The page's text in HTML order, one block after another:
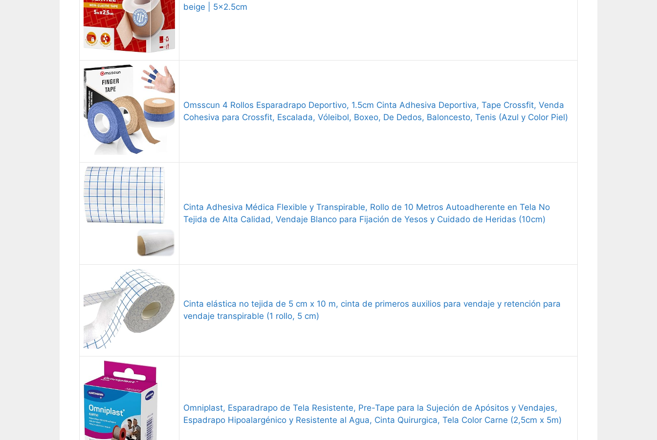
beige | 5x2.5cm
Omsscun 4 Rollos Esparadrapo Deportivo, 1.5cm Cinta Adhesiva Deportiva, Tape Crossfit, Venda
Cohesiva para Crossfit, Escalada, Vóleibol, Boxeo, De Dedos, Baloncesto, Tenis (Azul y Color Piel)
Cinta Adhesiva Médica Flexible y Transpirable, Rollo de 10 Metros Autoadherente en Tela No
Tejida de Alta Calidad, Vendaje Blanco para Fijación de Yesos y Cuidado de Heridas (10cm)
Cinta elástica no tejida de 5 cm x 10 m, cinta de primeros auxilios para vendaje y retención para
vendaje transpirable (1 rollo, 5 cm)
Omniplast, Esparadrapo de Tela Resistente, Pre-Tape para la Sujeción de Apósitos y Vendajes,
Espadrapo Hipoalargénico y Resistente al Agua, Cinta Quirurgica, Tela Color Carne (2,5cm x 5m)